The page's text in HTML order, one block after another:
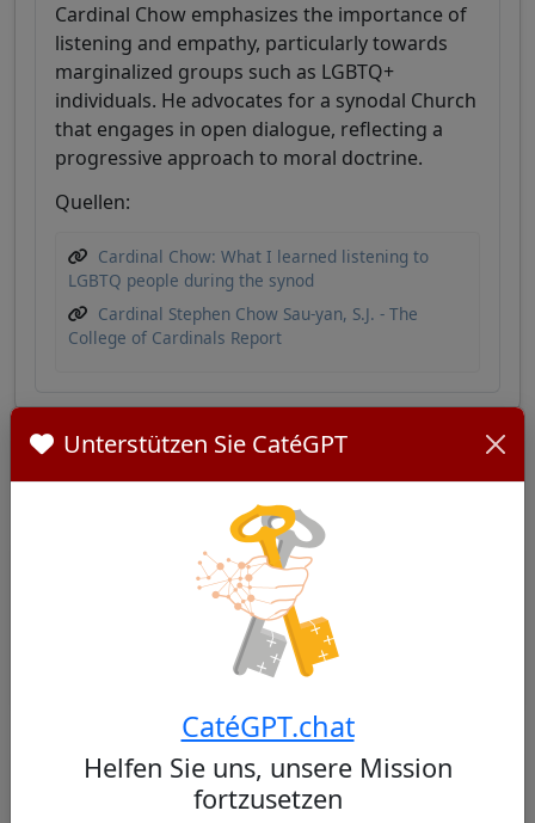
Cardinal Chow emphasizes the importance of
listening and empathy, particularly towards
marginalized groups such as LGBTQ+
individuals. He advocates for a synodal Church
that engages in open dialogue, reflecting a
progressive approach to moral doctrine.
Quellen:
Cardinal Chow: What I learned listening to
LGBTQ people during the synod
Cardinal Stephen Chow Sau-yan, S.J. - The
College of Cardinals Report
Ähnliche Kardinäle
Andere Kardinäle aus Hong Kong
Keine ähnlichen Kardinäle gefunden
Andere Kardinäle aus demselben
Unterstützen Sie CatéGPT
CatéGPT.chat
Helfen Sie uns, unsere Mission
fortzusetzen